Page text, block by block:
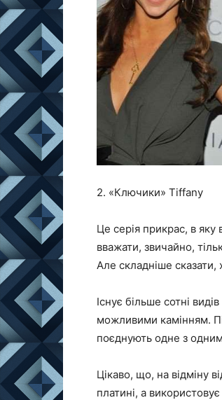
2. «Ключики» Tiffany
Це серія прикрас, в
вважати, звичайно,
Але складніше сказати,
Існує більше сотні
можливими камінням.
поєднують одне з
Цікаво, що, на відміну
платині, а